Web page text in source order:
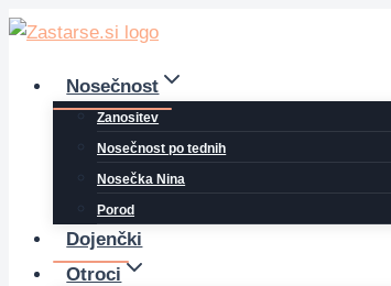
Skip
contentNosečnost
Zanositev
Nosečnost po tednih
Nosečka Nina
Porod
Dojenčki
Otroci